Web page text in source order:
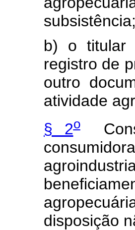
b) o titular
registro de
outro
atividade
§ 2o
disposição